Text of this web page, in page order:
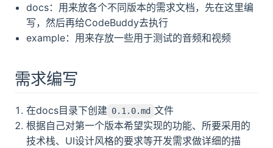
docs：用来放各个不同版本的需求文档，先在这里编
写，然后再给CodeBuddy去执行
example：用来存放一些用于测试的音频和视频
需求编写
在docs目录下创建 0.1.0.md 文件
根据自己对第一个版本希望实现的功能、所要采用的
技术栈、UI设计风格的要求等开发需求做详细的描